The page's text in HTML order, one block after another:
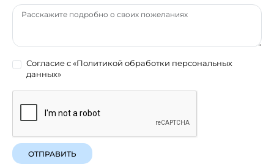
Согласие с«Политикой обработки персональных
данных»
ОТПРАВИТЬ